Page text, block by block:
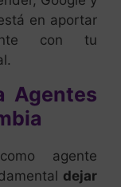
en aportar
con tu
Agentes
agente
dejar